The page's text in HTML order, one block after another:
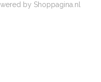
by Shoppagina.nl